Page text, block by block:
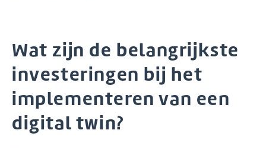
Wat zijn de belangrijkste
investeringen bij het
implementeren van een
digital twin?